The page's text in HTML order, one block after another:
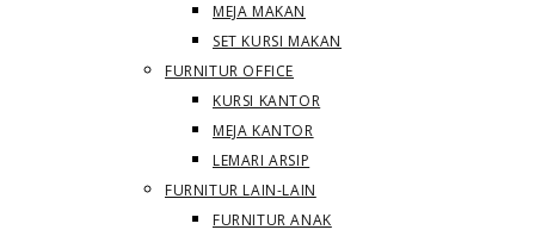
MEJA MAKAN
SET KURSI MAKAN
FURNITUR OFFICE
KURSI KANTOR
MEJA KANTOR
LEMARI ARSIP
FURNITUR LAIN-LAIN
FURNITUR ANAK